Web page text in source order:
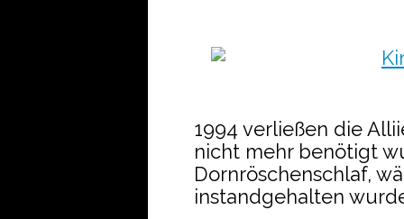
1994 verließen die
nicht mehr benötigt
Dornröschenschlaf,
instandgehalten